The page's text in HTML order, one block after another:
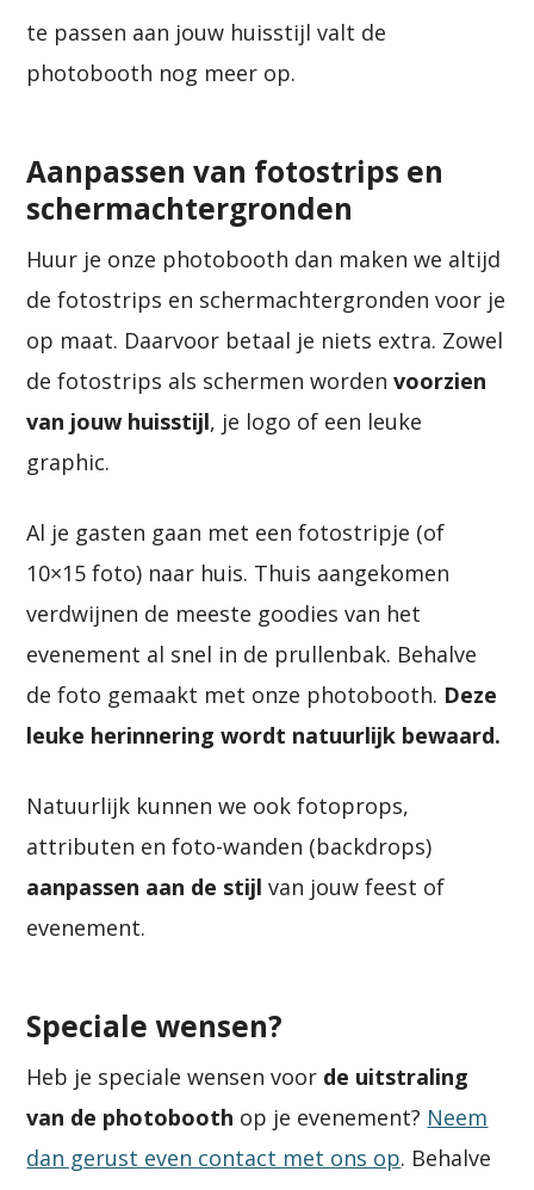
te passen aan jouw huisstijl valt de
photobooth nog meer op.
Aanpassen van fotostrips en
schermachtergronden
Huur je onze photobooth dan maken we altijd
de fotostrips en schermachtergronden voor je
op maat. Daarvoor betaal je niets extra. Zowel
de fotostrips als schermen wordenvoorzien
van jouw huisstijl, je logo of een leuke
graphic.
Al je gasten gaan met een fotostripje (of
10×15 foto) naar huis. Thuis aangekomen
verdwijnen de meeste goodies van het
evenement al snel in de prullenbak. Behalve
de foto gemaakt met onze photobooth. Deze
leuke herinnering wordt natuurlijk bewaard.
Natuurlijk kunnen we ook fotoprops,
attributen en foto-wanden (backdrops)
aanpassen aan de stijl van jouw feest of
evenement.
Speciale wensen?
Heb je speciale wensen voor de uitstraling
van de photobooth op je evenement? Neem
dan gerust even contact met ons op. Behalve